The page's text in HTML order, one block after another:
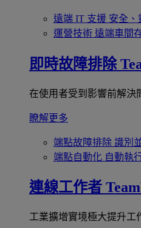
遠端 IT 支援 安全、
運營技術 遠端車間
即時故障排除
在使用者受到影響前解決
瞭解更多
端點故障排除 識別
端點自動化 自動執
連線工作者
工業擴增實境極大提升工